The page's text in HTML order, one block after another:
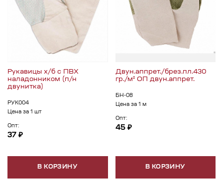
Рукавицы х/б с ПВХ
наладонником (п/н
двунитка)
РУК004
Цена за 1 шт
Опт:
37 ₽
В КОРЗИНУ
Двун.аппрет./брез.пл.430
гр./м² ОП двун.аппрет.
БН-08
Цена за 1 м
Опт:
45 ₽
В КОРЗИНУ